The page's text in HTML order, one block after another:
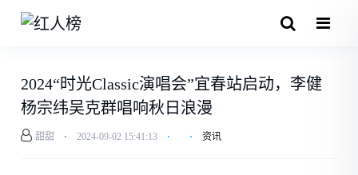
2024“时光Classic演唱会”宜春站启动，李健
杨宗纬吴克群唱响秋日浪漫
甜甜 ⋅ 2024-09-02 15:41:13 ⋅ ⋅ 资讯